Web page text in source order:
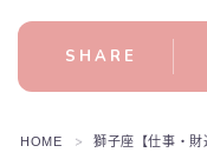
SHARE
HOME ＞ 獅子座【仕事・